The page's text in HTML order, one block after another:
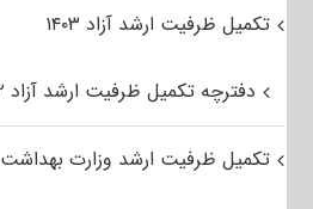
تکمیل ظرفیت ارشد آزاد ۱۴۰۳
دفترچه تکمیل ظرفیت ارشد آزاد ۱۴۰۲
تکمیل ظرفیت ارشد وزارت بهداشت ۱۴۰۳